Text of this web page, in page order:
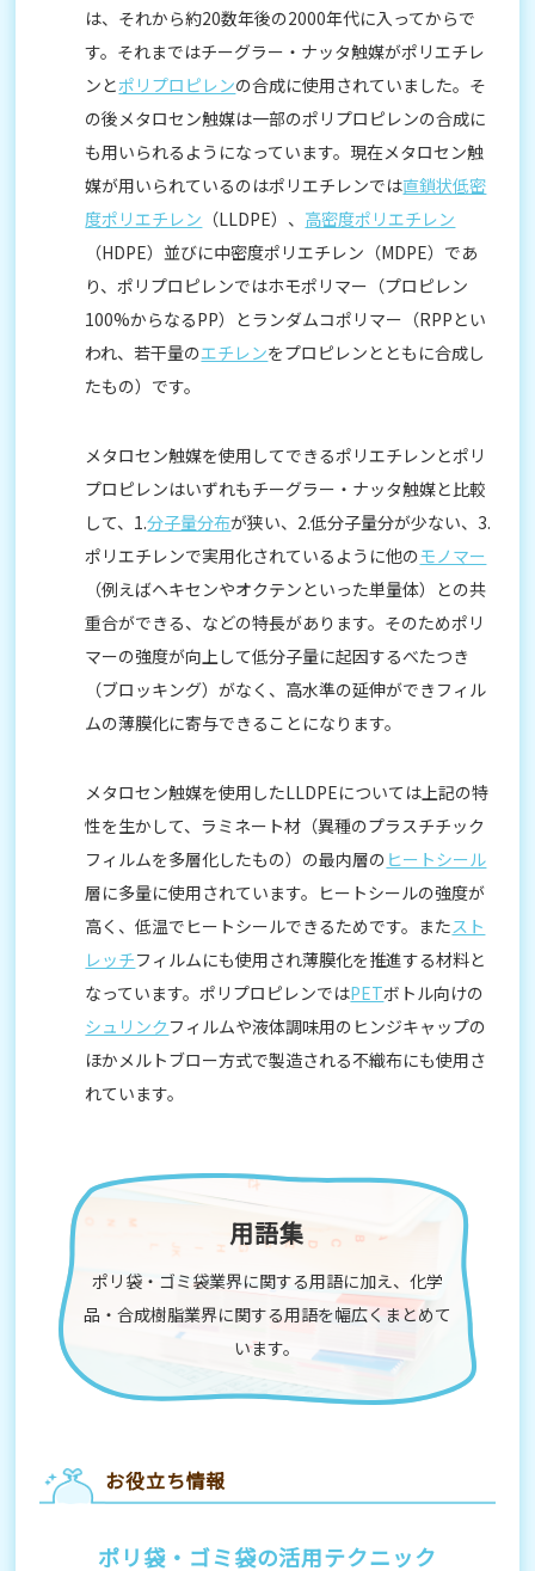
は、それから約20数年後の2000年代に入ってからで
す。それまではチーグラー・ナッタ触媒がポリエチレ
ンとポリプロピレンの合成に使用されていました。そ
の後メタロセン触媒は一部のポリプロピレンの合成に
も用いられるようになっています。現在メタロセン触
媒が用いられているのはポリエチレンでは直鎖状低密
度ポリエチレン （LLDPE）、 高密度ポリエチレン
（HDPE）並びに中密度ポリエチレン（MDPE）であ
り、ポリプロピレンではホモポリマー（プロピレン
100%からなるPP）とランダムコポリマー（RPPとい
われ、若干量のエチレンをプロピレンとともに合成し
たもの）です。
メタロセン触媒を使用してできるポリエチレンとポリ
プロピレンはいずれもチーグラー・ナッタ触媒と比較
して、1.分子量分布が狭い、2.低分子量分が少ない、3.
ポリエチレンで実用化されているように他のモノマー
（例えばヘキセンやオクテンといった単量体）との共
重合ができる、などの特長があります。そのためポリ
マーの強度が向上して低分子量に起因するべたつき
（ブロッキング）がなく、高水準の延伸ができフィル
ムの薄膜化に寄与できることになります。
メタロセン触媒を使用したLLDPEについては上記の特
性を生かして、ラミネート材（異種のプラスチチック
フィルムを多層化したもの）の最内層の ヒートシール
層に多量に使用されています。ヒートシールの強度が
高く、低温でヒートシールできるためです。またスト
レッチフィルムにも使用され薄膜化を推進する材料と
なっています。ポリプロピレンではPETボトル向けの
シュリンク フィルムや液体調味用のヒンジキャップの
ほかメルトブロー方式で製造される不織布にも使用さ
れています。
用語集
ポリ袋・ゴミ袋業界に関する用語に加え、化学
品・合成樹脂業界に関する用語を幅広くまとめて
います。
お役立ち情報
ポリ袋・ゴミ袋の活用テクニック